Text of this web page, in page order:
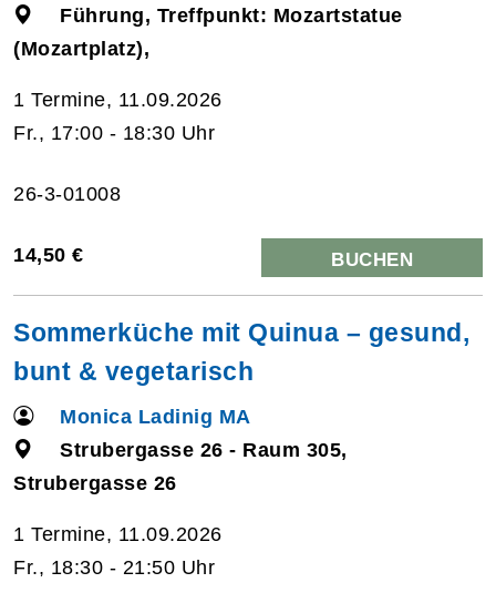
Führung, Treffpunkt: Mozartstatue
(Mozartplatz),
1 Termine, 11.09.2026
Fr., 17:00 - 18:30 Uhr
26-3-01008
14,50 € BUCHEN
Sommerküche mit Quinua – gesund,
bunt & vegetarisch
Monica Ladinig MA
Strubergasse 26 - Raum 305,
Strubergasse 26
1 Termine, 11.09.2026
Fr., 18:30 - 21:50 Uhr